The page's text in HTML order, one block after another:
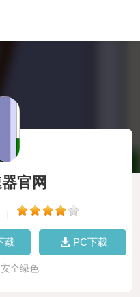
官网
载 PC下载
全绿色